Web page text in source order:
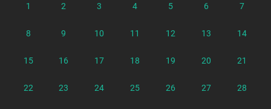
1 2 3 4 5 6 7
8 9 10 11 12 13 14
15 16 17 18 19 20 21
22 23 24 25 26 27 28